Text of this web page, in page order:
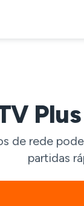
de rede
partidas